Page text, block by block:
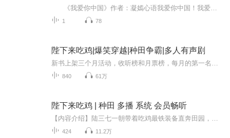
1 78
陛下来吃鸡|爆笑穿越|种田争霸|多人有声剧
840 61万
陛下来吃鸡 | 种田 多播 系统 会员畅听
424 11.2万